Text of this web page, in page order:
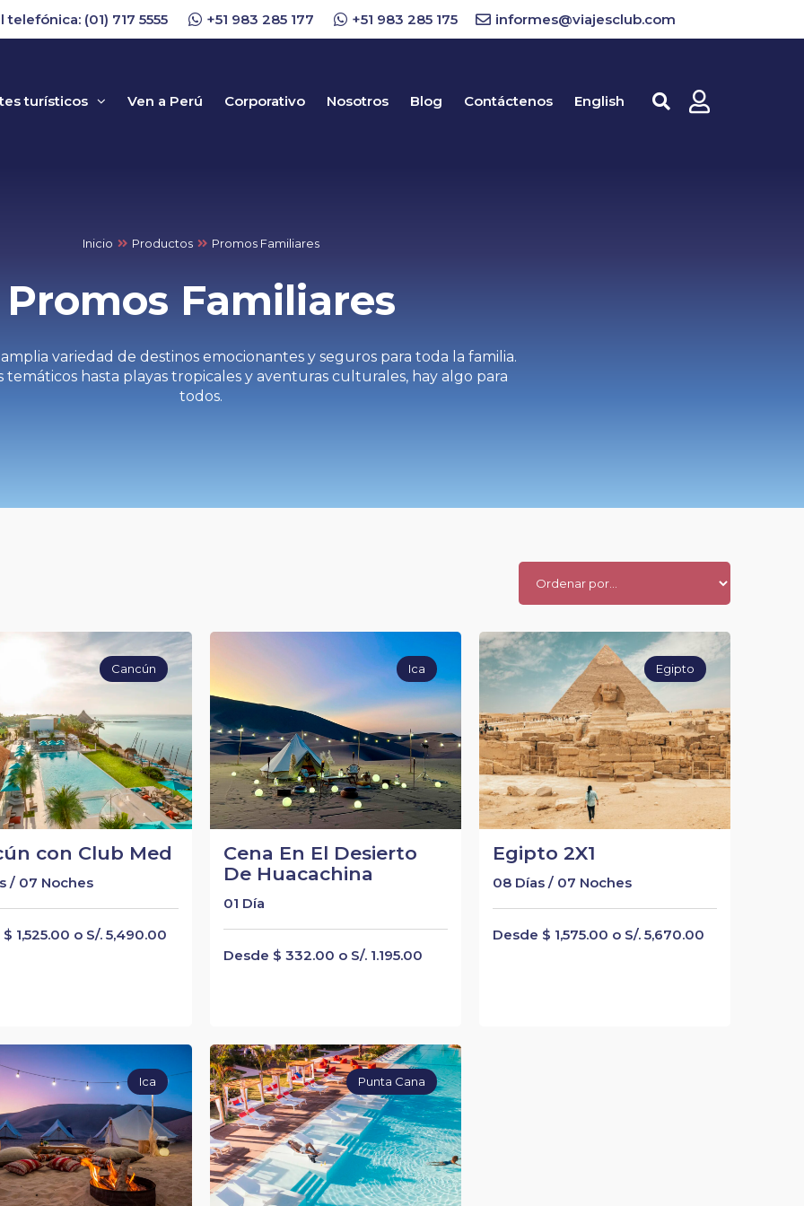
telefónica: (01) 717 5555 +51 983 285 177 +51 983 285 175 informes@viajesclub.com
turísticos Ven a Perú Corporativo Nosotros Blog Contáctenos English
Inicio Productos Promos Familiares
Promos Familiares
variedad de destinos emocionantes y seguros para toda la familia.
temáticos hasta playas tropicales y aventuras culturales, hay algo para
todos.
con Club Med
/ 07 Noches
1,525.00 o S/. 5,490.00
Cancún
Cena En El Desierto
De Huacachina
01 Día
Desde $ 332.00 o S/. 1.195.00
Ica
Egipto 2X1
08 Días / 07 Noches
Desde $ 1,575.00 o S/. 5,670.00
Egipto
Ica Punta Cana